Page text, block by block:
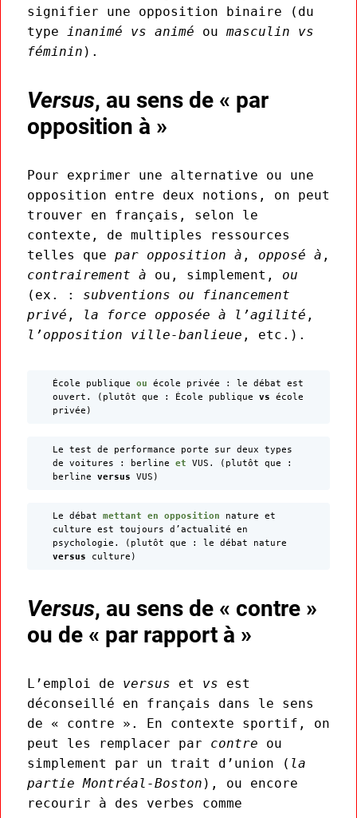
signifier une opposition binaire (du
type
inanimé vs animé ou masculin
vs
féminin ).
Versus, au sens de « par
opposition à »
Pour exprimer une alternative ou une
opposition entre deux notions, on peut
trouver en français, selon le
contexte, de multiples ressources
telles que par opposition à , opposé à ,
contrairement à ou, simplement, ou
(ex. : subventions ou financement
privé , la force opposée à l’agilité ,
l’opposition ville-banlieue , etc.).
École publique ou école privée : le débat est
ouvert. (plutôt que : École publique vs école
privée)
Le test de performance porte sur deux types
de voitures : berline et VUS. (plutôt que :
berline versus VUS)
Le débat mettant en opposition nature et
culture est toujours d’actualité en
psychologie. (plutôt que : le débat nature
versus culture)
Versus, au sens de « contre »
ou de « par rapport à »
L’emploi de versus et vs est
déconseillé en français dans le sens
de « contre ». En contexte sportif, on
peut les remplacer par contre ou
simplement par un trait d’union ( la
partie Montréal-Boston ), ou encore
recourir à des verbes comme